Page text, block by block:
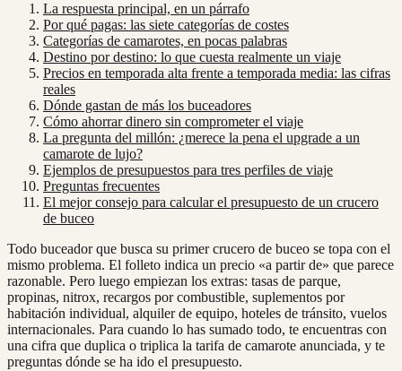
La respuesta principal, en un párrafo
Por qué pagas: las siete categorías de costes
Categorías de camarotes, en pocas palabras
Destino por destino: lo que cuesta realmente un viaje
Precios en temporada alta frente a temporada media: las cifras
reales
Dónde gastan de más los buceadores
Cómo ahorrar dinero sin comprometer el viaje
La pregunta del millón: ¿merece la pena el upgrade a un
camarote de lujo?
Ejemplos de presupuestos para tres perfiles de viaje
Preguntas frecuentes
El mejor consejo para calcular el presupuesto de un crucero
de buceo
Todo buceador que busca su primer crucero de buceo se topa con el
mismo problema. El folleto indica un precio «a partir de» que parece
razonable. Pero luego empiezan los extras: tasas de parque,
propinas, nitrox, recargos por combustible, suplementos por
habitación individual, alquiler de equipo, hoteles de tránsito, vuelos
internacionales. Para cuando lo has sumado todo, te encuentras con
una cifra que duplica o triplica la tarifa de camarote anunciada, y te
preguntas dónde se ha ido el presupuesto.